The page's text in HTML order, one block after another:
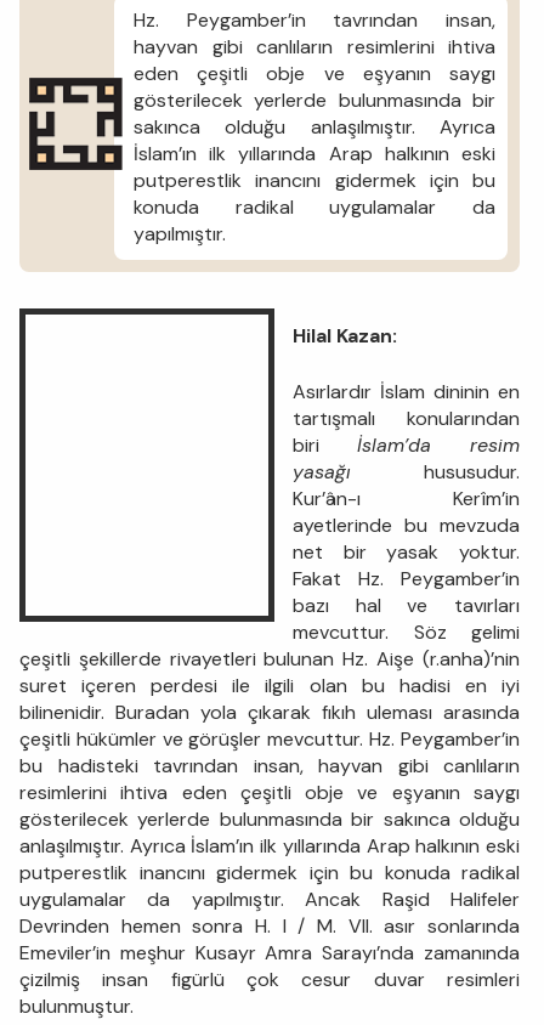
Hz. Peygamber’in tavrından insan,
hayvan gibi canlıların resimlerini ihtiva
eden çeşitli obje ve eşyanın saygı
gösterilecek yerlerde bulunmasında bir
sakınca olduğu anlaşılmıştır. Ayrıca
İslam’ın ilk yıllarında Arap halkının eski
putperestlik inancını gidermek için bu
konuda radikal uygulamalar da
yapılmıştır.
Hilal Kazan:
Asırlardır İslam dininin en
tartışmalı konularından
biri İslam’da resim
yasağı hususudur.
Kur’ân-ı Kerîm’in
ayetlerinde bu mevzuda
net bir yasak yoktur.
Fakat Hz. Peygamber’in
bazı hal ve tavırları
mevcuttur. Söz gelimi
çeşitli şekillerde rivayetleri bulunan Hz. Aişe (r.anha)’nin
suret içeren perdesi ile ilgili olan bu hadisi en iyi
bilinenidir. Buradan yola çıkarak fıkıh uleması arasında
çeşitli hükümler ve görüşler mevcuttur. Hz. Peygamber’in
bu hadisteki tavrından insan, hayvan gibi canlıların
resimlerini ihtiva eden çeşitli obje ve eşyanın saygı
gösterilecek yerlerde bulunmasında bir sakınca olduğu
anlaşılmıştır. Ayrıca İslam’ın ilk yıllarında Arap halkının eski
putperestlik inancını gidermek için bu konuda radikal
uygulamalar da yapılmıştır. Ancak Raşid Halifeler
Devrinden hemen sonra H. I / M. VII. asır sonlarında
Emeviler’in meşhur Kusayr Amra Sarayı’nda zamanında
çizilmiş insan figürlü çok cesur duvar resimleri
bulunmuştur.